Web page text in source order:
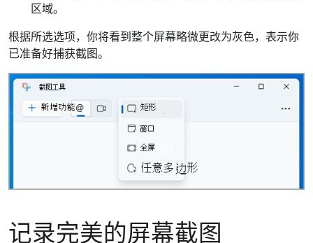
区域。
根据所选选项，你将看到整个屏幕略微更改为灰色，表示你
已准备好捕获截图。
记录完美的屏幕截图